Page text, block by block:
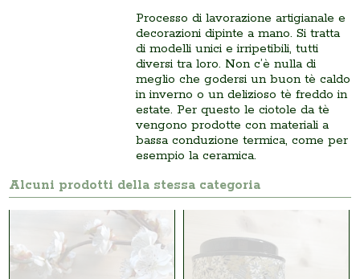
Processo di lavorazione artigianale e
decorazioni dipinte a mano. Si tratta
di modelli unici e irripetibili, tutti
diversi tra loro. Non c’è nulla di
meglio che godersi un buon tè caldo
in inverno o un delizioso tè freddo in
estate. Per questo le ciotole da tè
vengono prodotte con materiali a
bassa conduzione termica, come per
esempio la ceramica.
Alcuni prodotti della stessa categoria